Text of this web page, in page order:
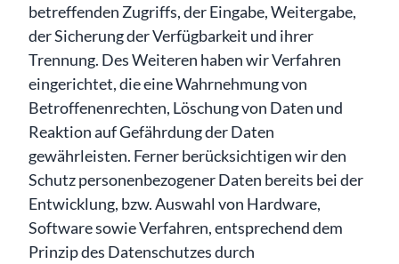
betreffenden Zugriffs, der Eingabe, Weitergabe,
der Sicherung der Verfügbarkeit und ihrer
Trennung. Des Weiteren haben wir Verfahren
eingerichtet, die eine Wahrnehmung von
Betroffenenrechten, Löschung von Daten und
Reaktion auf Gefährdung der Daten
gewährleisten. Ferner berücksichtigen wir den
Schutz personenbezogener Daten bereits bei der
Entwicklung, bzw. Auswahl von Hardware,
Software sowie Verfahren, entsprechend dem
Prinzip des Datenschutzes durch